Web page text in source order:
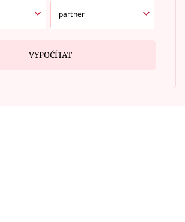
VYPOČÍTAT